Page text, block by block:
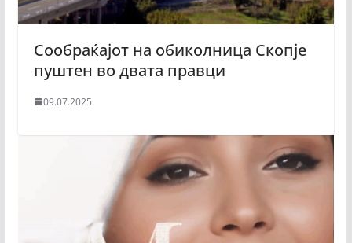
Сообраќајот на обиколница Скопје
пуштен во двата правци
09.07.2025